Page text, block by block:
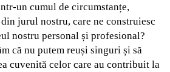
un cumul de circumstanțe,
jurul nostru, care ne construiesc
nostru personal și profesional?
că nu putem reuși singuri și să
cuvenită celor care au contribuit la